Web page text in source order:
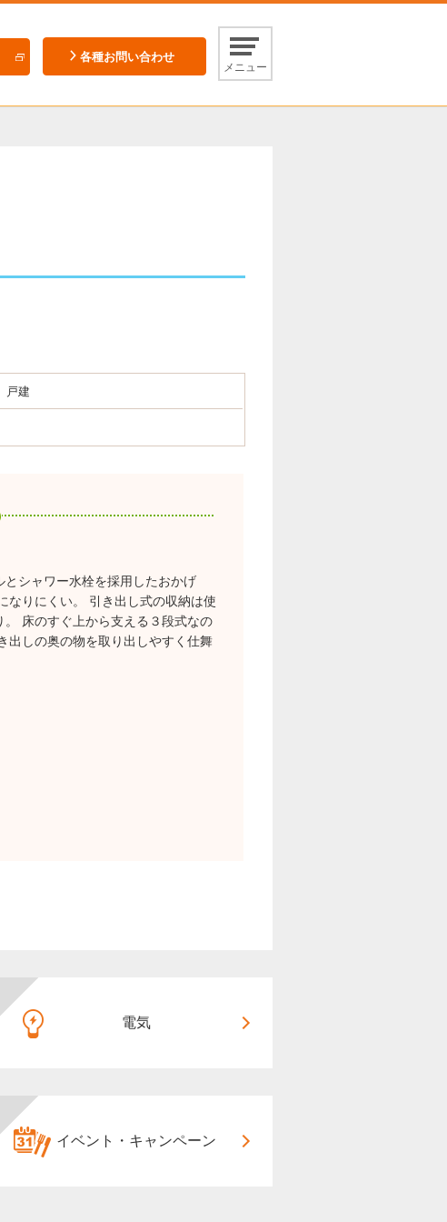
各種お問い合わせ
メニュー
戸建
シャワー水栓を採用したおかげ
なりにくい。 引き出し式の収納は使
。 床のすぐ上から支える３段式なの
出しの奥の物を取り出しやすく仕舞
電気
イベント・キャンペーン